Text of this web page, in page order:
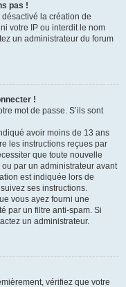
pas !
désactivé la création de
votre IP ou interdit le nom
un administrateur du forum
!
mot de passe. S’ils sont
avoir moins de 13 ans
les instructions reçues par
que toute nouvelle
par un administrateur avant
est indiquée lors de
ses instructions.
vous ayez fourni une
par un filtre anti-spam. Si
un administrateur.
vérifiez que votre